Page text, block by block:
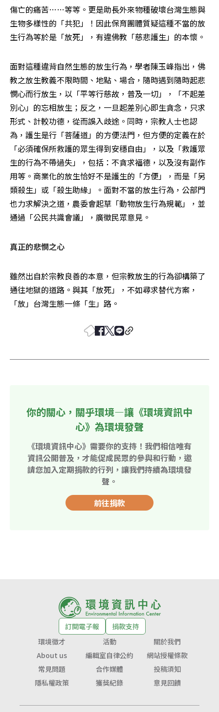
傷亡的痛苦……等等。更是助長外來物種破壞台灣生態與
生物多樣性的「共犯」！因此保育團體質疑這種不當的放
生行為等於是「放死」，有違佛教「慈悲護生」的本懷。
面對這種違背自然生態的放生行為，學者陳玉峰指出，佛
教之放生教義不限時間、地點、場合，隨時遇到隨時起悲
憫心而行放生，以「平等行慈故，普及一切」，「不起差
別心」的忘相放生；反之，一旦起差別心即生貪念，只求
形式、計較功德，從而誤入歧途。同時，宗教人士也認
為，護生是行「菩薩道」的方便法門，但方便的定義在於
「必須確保所救護的眾生得到安穩自由」，以及「救護眾
生的行為不帶過失」，包括：不貪求福德，以及沒有副作
用等。商業化的放生恰好不是護生的「方便」，而是「另
類殺生」或「殺生助緣」。面對不當的放生行為，公部門
也力求解決之道，農委會起草「動物放生行為規範」，並
通過「公民共識會議」，廣徵民眾意見。
真正的悲憫之心
雖然出自於宗教良善的本意，但宗教放生的行為卻構築了
通往地獄的道路。與其「放死」，不如尋求替代方案，
「放」台灣生態一條「生」路。
你的關心，關乎環境—讓《環境資訊中
心》為環境發聲
《環境資訊中心》需要你的支持！我們相信唯有
資訊公開普及，才能促成民眾的參與和行動，邀
請您加入定期捐款的行列，讓我們持續為環境發
聲。
前往捐款
訂閱電子報
捐款支持
環境徵才
活動
關於我們
About us
編輯室自律公約
網站授權條款
常見問題
合作媒體
投稿須知
隱私權政策
獲獎紀錄 意見回饋